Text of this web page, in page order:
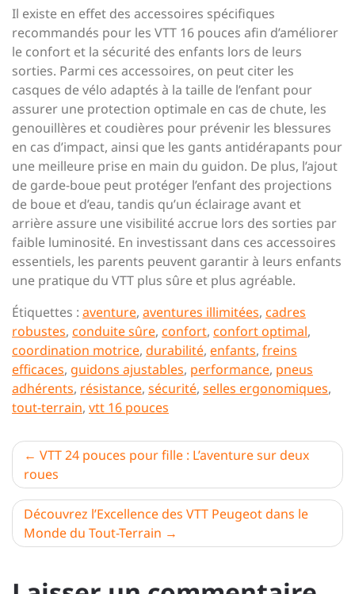
Il existe en effet des accessoires spécifiques
recommandés pour les VTT 16 pouces afin d’améliorer
le confort et la sécurité des enfants lors de leurs
sorties. Parmi ces accessoires, on peut citer les
casques de vélo adaptés à la taille de l’enfant pour
assurer une protection optimale en cas de chute, les
genouillères et coudières pour prévenir les blessures
en cas d’impact, ainsi que les gants antidérapants pour
une meilleure prise en main du guidon. De plus, l’ajout
de garde-boue peut protéger l’enfant des projections
de boue et d’eau, tandis qu’un éclairage avant et
arrière assure une visibilité accrue lors des sorties par
faible luminosité. En investissant dans ces accessoires
essentiels, les parents peuvent garantir à leurs enfants
une pratique du VTT plus sûre et plus agréable.
Étiquettes : aventure, aventures illimitées, cadres
robustes, conduite sûre, confort, confort optimal,
coordination motrice, durabilité, enfants, freins
efficaces, guidons ajustables, performance, pneus
adhérents, résistance, sécurité, selles ergonomiques,
tout-terrain, vtt 16 pouces
Navigation
de
l’article
VTT 24 pouces pour fille : L’aventure sur deux
roues
Découvrez l’Excellence des VTT Peugeot dans le
Monde du Tout-Terrain